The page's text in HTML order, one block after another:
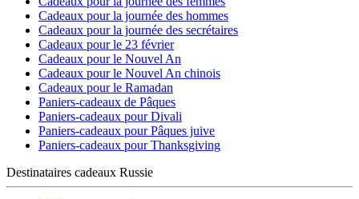
Cadeaux pour la journée des hommes
Cadeaux pour la journée des secrétaires
Cadeaux pour le 23 février
Cadeaux pour le Nouvel An
Cadeaux pour le Nouvel An chinois
Cadeaux pour le Ramadan
Paniers-cadeaux de Pâques
Paniers-cadeaux pour Divali
Paniers-cadeaux pour Pâques juive
Paniers-cadeaux pour Thanksgiving
Destinataires cadeaux Russie